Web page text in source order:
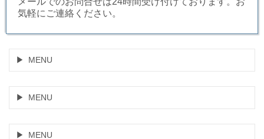
気軽にご連絡ください。
MENU
MENU
MENU